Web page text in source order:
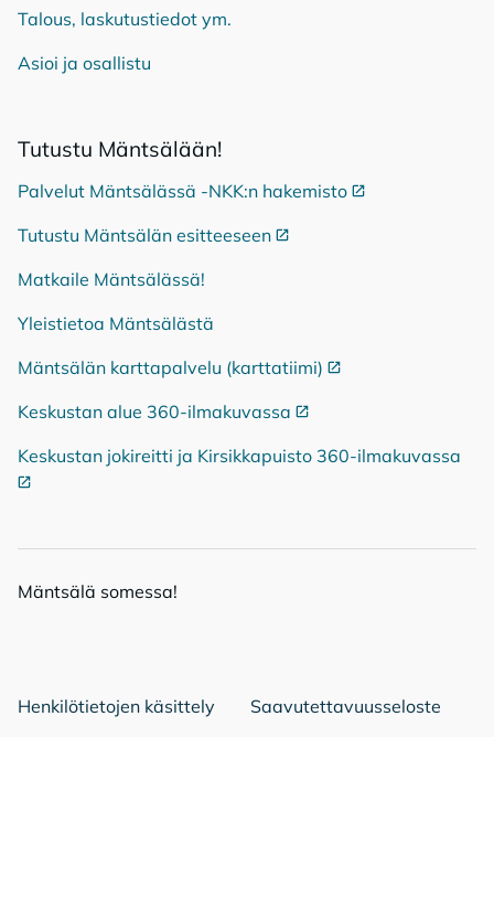
Talous, laskutustiedot ym.
Asioi ja osallistu
Tu­tus­tu Mänt­sä­lään!
Palvelut Mäntsälässä -NKK:n hakemisto Ulkoinen linkki
Tutustu Mäntsälän esitteeseen Ulkoinen linkki
Matkaile Mäntsälässä!
Yleistietoa Mäntsälästä
Mäntsälän karttapalvelu (karttatiimi) Ulkoinen linkki
Keskustan alue 360-ilmakuvassa Ulkoinen linkki
Keskustan jokireitti ja Kirsikkapuisto 360-ilmakuvassa
Mänt­sä­lä so­mes­sa!
Henkilötietojen käsittely Saavutettavuusseloste